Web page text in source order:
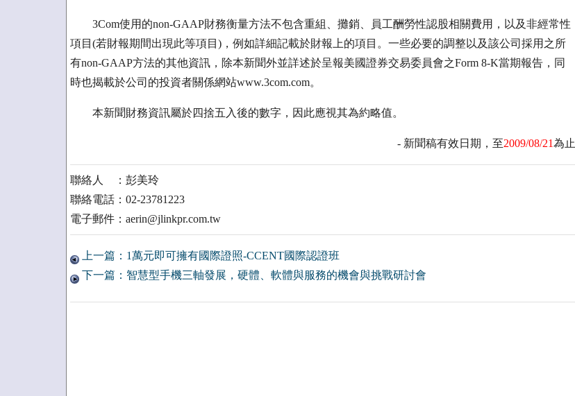
3Com使用的non-GAAP財務衡量方法不包含重組、攤銷、員工酬勞性認股相關費用，以及非經常性
項目(若財報期間出現此等項目)，例如詳細記載於財報上的項目。一些必要的調整以及該公司採用之所
有non-GAAP方法的其他資訊，除本新聞外並詳述於呈報美國證券交易委員會之Form 8-K當期報告，同
時也揭載於公司的投資者關係網站www.3com.com。
本新聞財務資訊屬於四捨五入後的數字，因此應視其為約略值。
- 新聞稿有效日期，至2009/08/21為止
聯絡人 ：彭美玲
聯絡電話：02-23781223
電子郵件：aerin@jlinkpr.com.tw
上一篇：1萬元即可擁有國際證照-CCENT國際認證班
下一篇：智慧型手機三軸發展，硬體、軟體與服務的機會與挑戰研討會